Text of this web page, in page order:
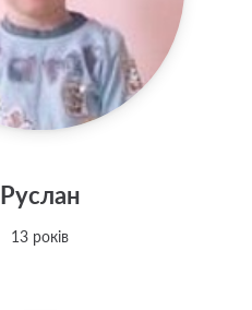
Руслан
13 років